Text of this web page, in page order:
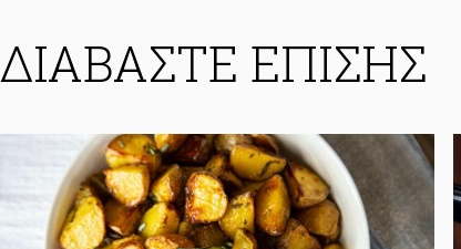
ΔΙΑΒΑΣΤΕ ΕΠΙΣΗΣ